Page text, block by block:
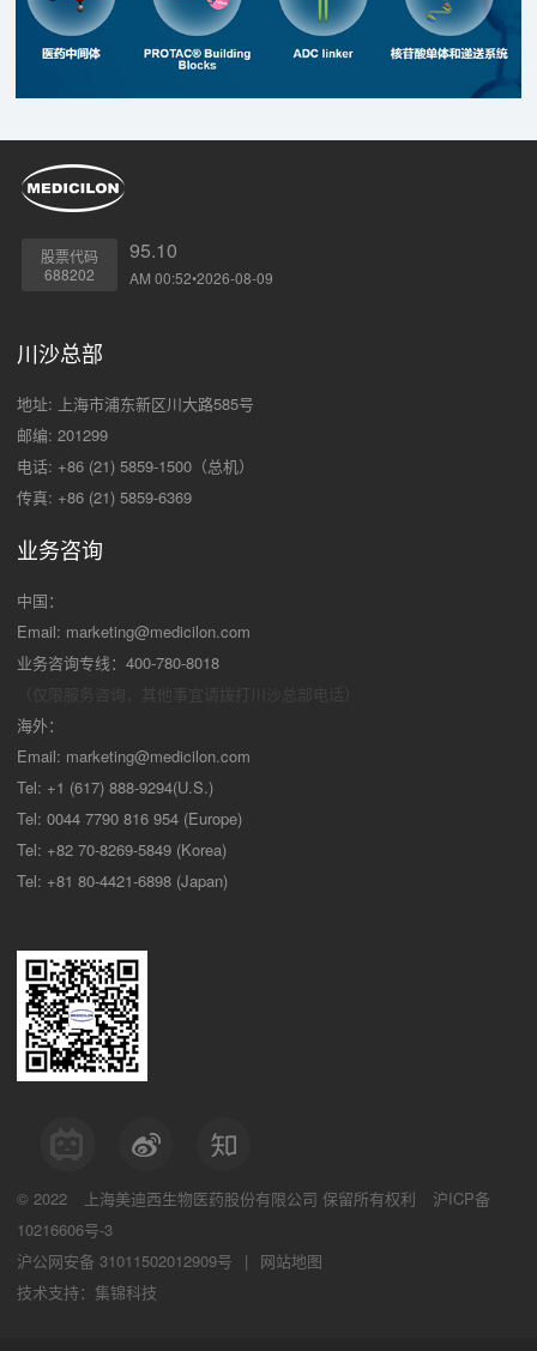
股票代码
688202
95.10
AM 00:52•2026-08-09
川沙总部
地址: 上海市浦东新区川大路585号
邮编: 201299
电话: +86 (21) 5859-1500（总机）
传真: +86 (21) 5859-6369
业务咨询
中国：
Email: marketing@medicilon.com
业务咨询专线：400-780-8018
海外：
Email: marketing@medicilon.com
Tel: +1 (617) 888-9294(U.S.)
Tel: 0044 7790 816 954 (Europe)
Tel: +82 70-8269-5849 (Korea)
Tel: +81 80-4421-6898 (Japan)
© 2022 上海美迪西生物医药股份有限公司 保留所有权利
沪ICP备
10216606号-3
沪公网安备 31011502012909号
|
网站地图
技术支持：集锦科技